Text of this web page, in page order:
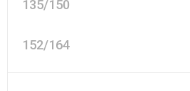
135/150
152/164